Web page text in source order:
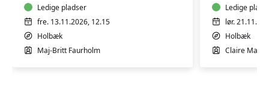
Ledige pladser
fre. 13.11.2026, 12.15
Holbæk
Maj-Britt Faurholm
Ledige
lør.
Holbæk
Claire Maria